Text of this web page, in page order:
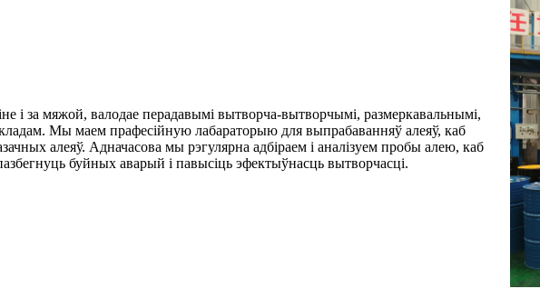
і за мяжой, валодае перадавымі вытворча-вытворчымі, размеркавальнымі,
Мы маем прафесійную лабараторыю для выпрабаванняў алеяў, каб
алеяў. Адначасова мы рэгулярна адбіраем і аналізуем пробы алею, каб
буйных аварый і павысіць эфектыўнасць вытворчасці.